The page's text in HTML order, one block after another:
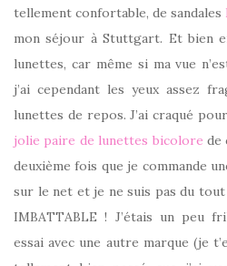
tellement confortable, de sandales
mon séjour à Stuttgart. Et bien
lunettes, car même si ma vue
j’ai cependant les yeux assez
lunettes de repos. J’ai craqué
jolie paire de lunettes bicolore de
deuxième fois que je commande
sur le net et je ne suis pas du
IMBATTABLE ! J’étais un peu
essai avec une autre marque (je